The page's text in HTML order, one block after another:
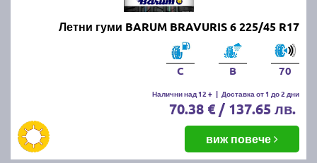
Летни гуми BARUM BRAVURIS 6 225/45 R17
C B 70
Налични над 12 + | Доставка от 1 до 2 дни
70.38 € / 137.65 лв.
виж повече